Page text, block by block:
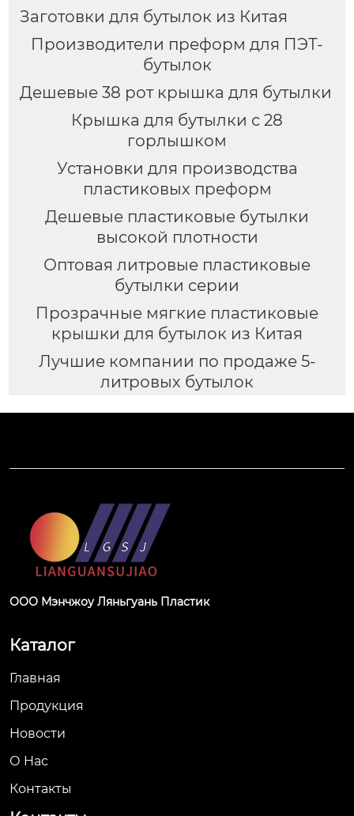
Заготовки для бутылок из Китая
Производители преформ для ПЭТ-
бутылок
Дешевые 38 рот крышка для бутылки
Крышка для бутылки с 28
горлышком
Установки для производства
пластиковых преформ
Дешевые пластиковые бутылки
высокой плотности
Оптовая литровые пластиковые
бутылки серии
Прозрачные мягкие пластиковые
крышки для бутылок из Китая
Лучшие компании по продаже 5-
литровых бутылок
ООО Мэнчжоу Ляньгуань Пластик
Каталог
Главная
Продукция
Новости
О Hас
Контакты